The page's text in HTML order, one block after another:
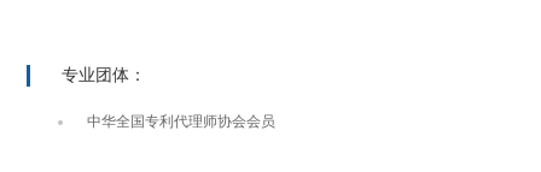
专业团体：
中华全国专利代理师协会会员